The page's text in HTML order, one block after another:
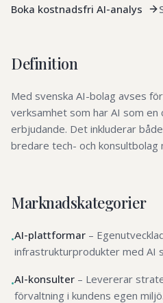
Boka kostnadsfri AI-analys
Definition
Med svenska AI-bolag avses
verksamhet som har AI som
erbjudande. Det inkluderar
bredare tech- och konsultbolag
Marknadskategorier
•AI-plattformar –
infrastrukturprodukter med AI
•AI-konsulter – Levererar
förvaltning i kundens egen miljö.